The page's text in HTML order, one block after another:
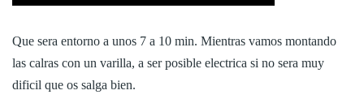
Que sera entorno a unos 7 a 10 min. Mientras vamos montando
las calras con un varilla, a ser posible electrica si no sera muy
dificil que os salga bien.